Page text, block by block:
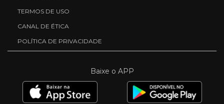
TERMOS DE USO
CANAL DE ÉTICA
POLÍTICA DE PRIVACIDADE
Baixe o APP